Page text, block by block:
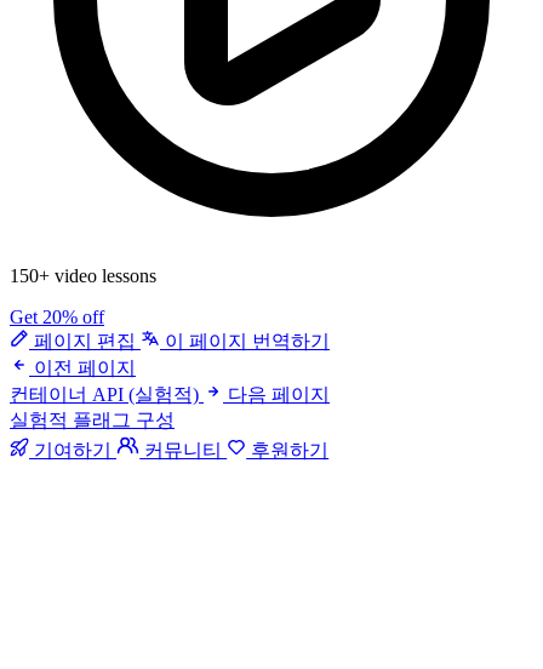
150+ video lessons
Get 20% off
페이지 편집
이 페이지 번역하기
이전 페이지
컨테이너 API (실험적)
다음 페이지
실험적 플래그 구성
기여하기
커뮤니티 후원하기